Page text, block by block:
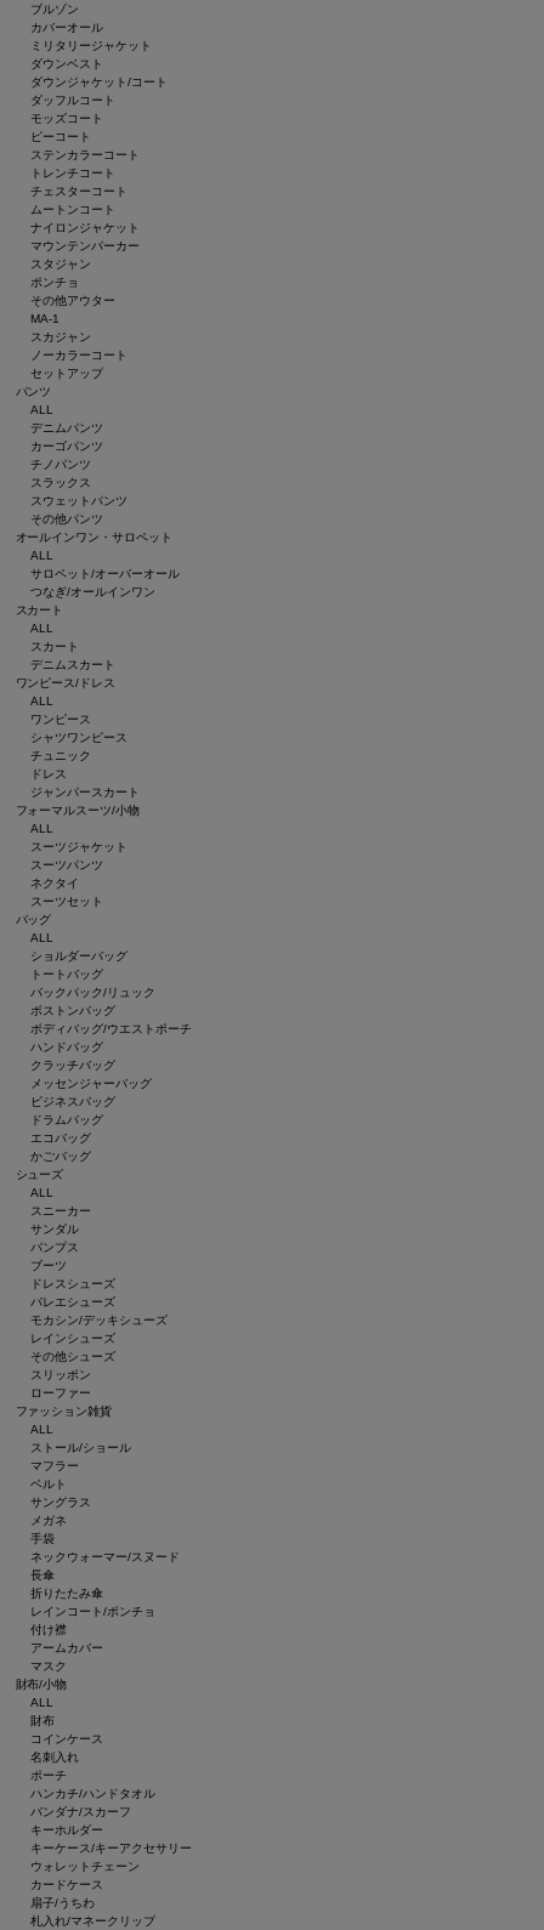
ブルゾン
カバーオール
ミリタリージャケット
ダウンベスト
ダウンジャケット/コート
ダッフルコート
モッズコート
ピーコート
ステンカラーコート
トレンチコート
チェスターコート
ムートンコート
ナイロンジャケット
マウンテンパーカー
スタジャン
ポンチョ
その他アウター
MA-1
スカジャン
ノーカラーコート
セットアップ
パンツ
ALL
デニムパンツ
カーゴパンツ
チノパンツ
スラックス
スウェットパンツ
その他パンツ
オールインワン・サロペット
ALL
サロペット/オーバーオール
つなぎ/オールインワン
スカート
ALL
スカート
デニムスカート
ワンピース/ドレス
ALL
ワンピース
シャツワンピース
チュニック
ドレス
ジャンパースカート
フォーマルスーツ/小物
ALL
スーツジャケット
スーツパンツ
ネクタイ
スーツセット
バッグ
ALL
ショルダーバッグ
トートバッグ
バックパック/リュック
ボストンバッグ
ボディバッグ/ウエストポーチ
ハンドバッグ
クラッチバッグ
メッセンジャーバッグ
ビジネスバッグ
ドラムバッグ
エコバッグ
かごバッグ
シューズ
ALL
スニーカー
サンダル
パンプス
ブーツ
ドレスシューズ
バレエシューズ
モカシン/デッキシューズ
レインシューズ
その他シューズ
スリッポン
ローファー
ファッション雑貨
ALL
ストール/ショール
マフラー
ベルト
サングラス
メガネ
手袋
ネックウォーマー/スヌード
長傘
折りたたみ傘
レインコート/ポンチョ
付け襟
アームカバー
マスク
財布/小物
ALL
財布
コインケース
名刺入れ
ポーチ
ハンカチ/ハンドタオル
バンダナ/スカーフ
キーホルダー
キーケース/キーアクセサリー
ウォレットチェーン
カードケース
扇子/うちわ
札入れ/マネークリップ